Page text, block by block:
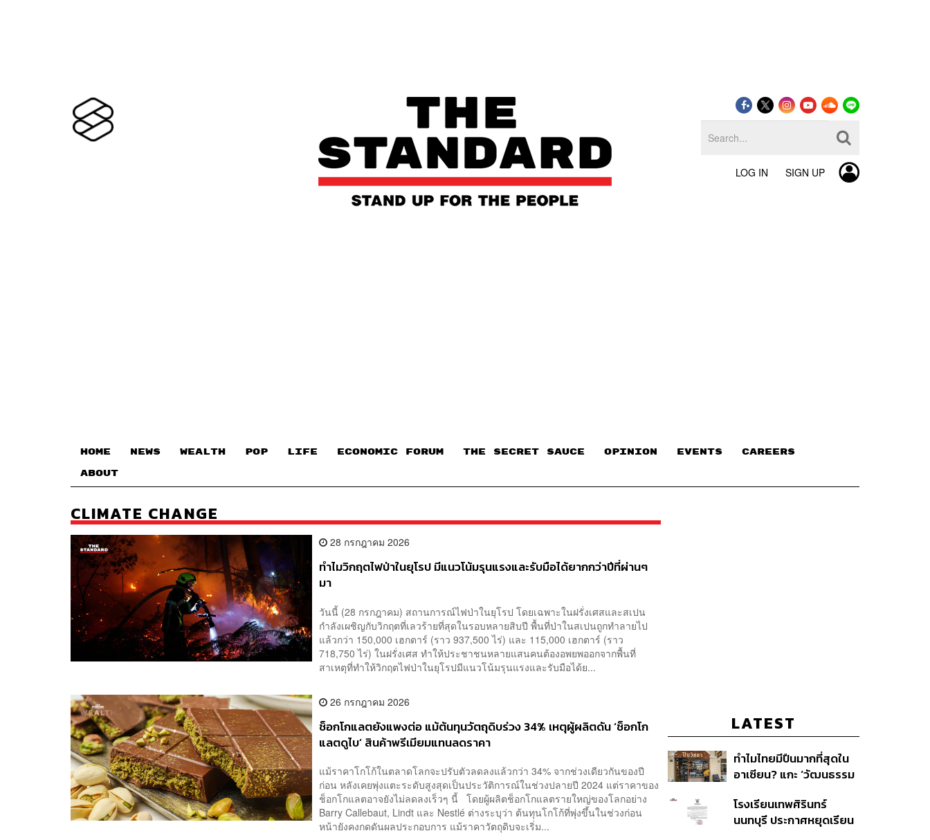
LOG IN SIGN UP
HOME NEWS WEALTH POP LIFE ECONOMIC FORUM THE SECRET SAUCE​ OPINION EVENTS CAREERS
ABOUT
CLIMATE CHANGE
28 กรกฎาคม 2026
ทำไมวิกฤตไฟป่าในยุโรป มีแนวโน้มรุนแรงและรับมือได้ยากกว่าปีที่ผ่านๆ
มา
วันนี้ (28 กรกฎาคม) สถานการณ์ไฟป่าในยุโรป โดยเฉพาะในฝรั่งเศสและสเปน
กำลังเผชิญกับวิกฤตที่เลวร้ายที่สุดในรอบหลายสิบปี พื้นที่ป่าในสเปนถูกทำลายไป
แล้วกว่า 150,000 เฮกตาร์ (ราว 937,500 ไร่) และ 115,000 เฮกตาร์ (ราว
718,750 ไร่) ในฝรั่งเศส ทำให้ประชาชนหลายแสนคนต้องอพยพออกจากพื้นที่
สาเหตุที่ทำให้วิกฤตไฟป่าในยุโรปมีแนวโน้มรุนแรงและรับมือได้ย...
26 กรกฎาคม 2026
ช็อกโกแลตยังแพงต่อ แม้ต้นทุนวัตถุดิบร่วง 34% เหตุผู้ผลิตดัน ‘ช็อกโก
แลตดูไบ’ สินค้าพรีเมียมแทนลดราคา
แม้ราคาโกโก้ในตลาดโลกจะปรับตัวลดลงแล้วกว่า 34% จากช่วงเดียวกันของปี
ก่อน หลังเคยพุ่งแตะระดับสูงสุดเป็นประวัติการณ์ในช่วงปลายปี 2024 แต่ราคาของ
ช็อกโกแลตอาจยังไม่ลดลงเร็วๆ นี้ โดยผู้ผลิตช็อกโกแลตรายใหญ่ของโลกอย่าง
Barry Callebaut, Lindt และ Nestlé ต่างระบุว่า ต้นทุนโกโก้ที่พุ่งขึ้นในช่วงก่อน
หน้ายังคงกดดันผลประกอบการ แม้ราคาวัตถุดิบจะเริ่ม...
LATEST
ทำไมไทยมีปืนมากที่สุดใน
อาเซียน? แกะ ‘วัฒนธรรม
โหว่ และปืนเถื่อนเข้าถึงง่าย
โรงเรียนเทพศิรินทร์
นนทบุรี ประกาศหยุดเรียน